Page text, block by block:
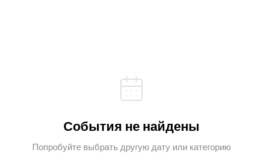
События не найдены
Попробуйте выбрать другую дату или категорию